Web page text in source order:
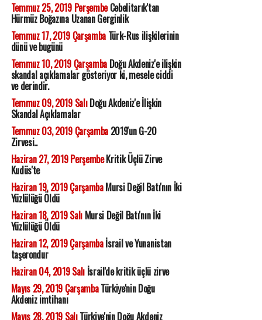
Temmuz 25, 2019 PerşembeCebelitarık'tan
Hürmüz Boğazına Uzanan Gerginlik
Temmuz 17, 2019 ÇarşambaTürk-Rus ilişkilerinin
dünü ve bugünü
Temmuz 10, 2019 ÇarşambaDoğu Akdeniz'e ilişkin
skandal açıklamalar gösteriyor ki, mesele ciddi
ve derindir.
Temmuz 09, 2019 SalıDoğu Akdeniz'e İlişkin
Skandal Açıklamalar
Temmuz 03, 2019 Çarşamba2019'un G-20
Zirvesi..
Haziran 27, 2019 PerşembeKritik Üçlü Zirve
Kudüs'te
Haziran 19, 2019 ÇarşambaMursi Değil Batı'nın İki
Yüzlülüğü Öldü
Haziran 18, 2019 SalıMursi Değil Batı'nın İki
Yüzlülüğü Öldü
Haziran 12, 2019 Çarşambaİsrail ve Yunanistan
taşerondur
Haziran 04, 2019 Salıİsrail'de kritik üçlü zirve
Mayıs 29, 2019 ÇarşambaTürkiye'nin Doğu
Akdeniz imtihanı
Mayıs 28, 2019 SalıTürkiye'nin Doğu Akdeniz